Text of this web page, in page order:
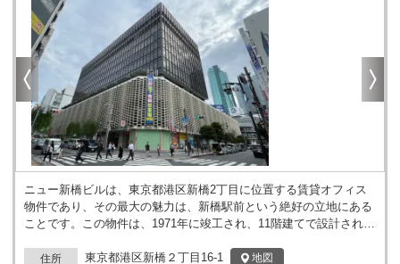
ニュー新橋ビルは、東京都港区新橋2丁目に位置する賃貸オフィス
物件であり、その最大の魅力は、新橋駅前という絶好の立地にある
ことです。この物件は、1971年に竣工され、11階建てで設計されて
704.6坪であり、需要に応じて様々な分割区画の募集も行われてい
住所 東京都港区新橋２丁目16-1 地図